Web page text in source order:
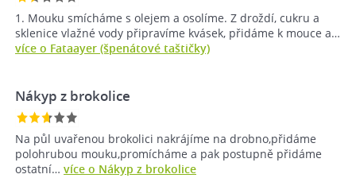
1. Mouku smícháme s olejem a osolíme. Z droždí, cukru a
sklenice vlažné vody připravíme kvásek, přidáme k mouce a…
více o Fataayer (špenátové taštičky)
Nákyp z brokolice
Na půl uvařenou brokolici nakrájíme na drobno,přidáme
polohrubou mouku,promícháme a pak postupně přidáme
ostatní… více o Nákyp z brokolice